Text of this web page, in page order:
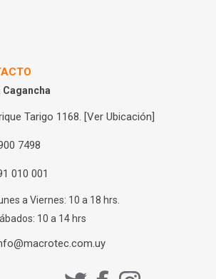
Cagancha
Tarigo 1168. [Ver Ubicación]
7498
010 001
a Viernes: 10 a 18 hrs.
10 a 14 hrs